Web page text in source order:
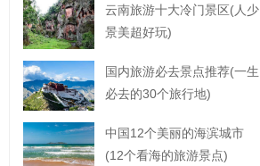
云南旅游十大冷门景区(人少
景美超好玩)
国内旅游必去景点推荐(一生
必去的30个旅行地)
中国12个美丽的海滨城市
(12个看海的旅游景点)